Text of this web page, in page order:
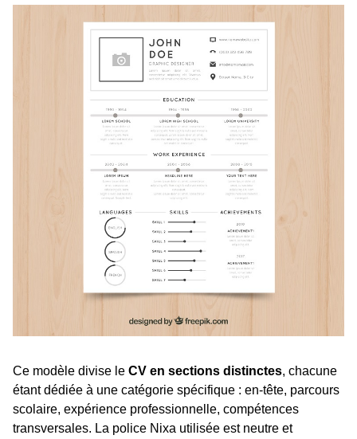
Ce modèle divise le CV en sections distinctes, chacune
étant dédiée à une catégorie spécifique : en-tête, parcours
scolaire, expérience professionnelle, compétences
transversales. La police Nixa utilisée est neutre et